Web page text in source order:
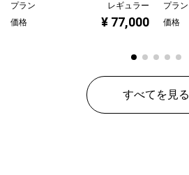
プラン
レギュラー
価格
¥ 77,000
プラン
価格
すべてを見る